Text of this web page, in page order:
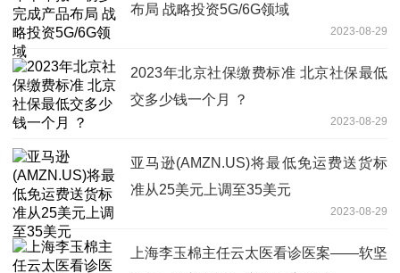
布局 战略投资5G/6G领域
2023-08-29
2023年北京社保缴费标准 北京社保最低
交多少钱一个月 ？
2023-08-29
亚马逊(AMZN.US)将最低免运费送货标
准从25美元上调至35美元
2023-08-29
上海李玉棉主任云太医看诊医案——软坚